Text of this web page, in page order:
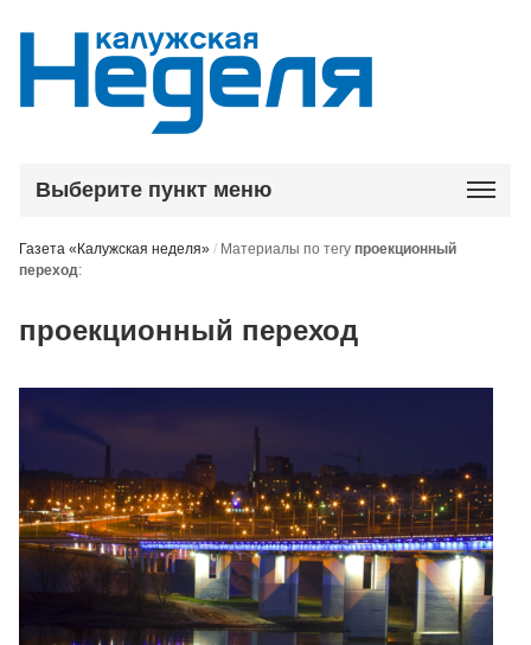
Выберите пункт меню
Газета «Калужская неделя» / Материалы по тегупроекционный
переход:
проекционный переход